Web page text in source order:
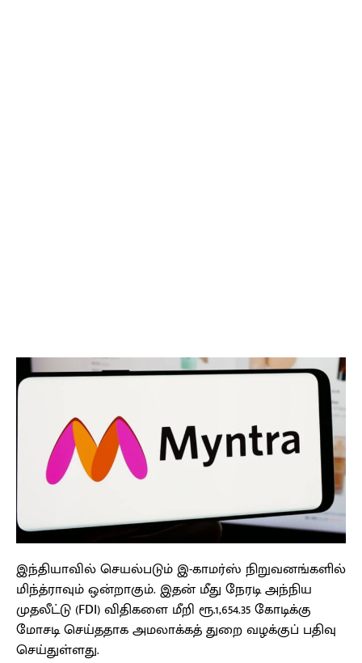
இந்தியாவில் செயல்படும் இ-காமர்ஸ் நிறுவனங்களில்
மிந்த்ராவும் ஒன்றாகும். இதன் மீது நேரடி அந்நிய
முதலீட்டு (FDI) விதிகளை மீறி ரூ.1,654.35 கோடிக்கு
மோசடி செய்ததாக அமலாக்கத் துறை வழக்குப் பதிவு
செய்துள்ளது.